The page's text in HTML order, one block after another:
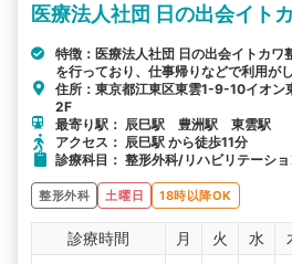
医療法人社団 日の出会イト
特徴：医療法人社団 日の出会イトカワ
を行っており、仕事帰りなどで利用が
住所：東京都江東区東雲1-9-10イオン
2F
最寄り駅： 辰巳駅 豊洲駅 東雲駅
アクセス： 辰巳駅 から徒歩11分
診療科目： 整形外科/リハビリテーシ
整形外科 土曜日 18時以降OK
診療時間 月 火 水